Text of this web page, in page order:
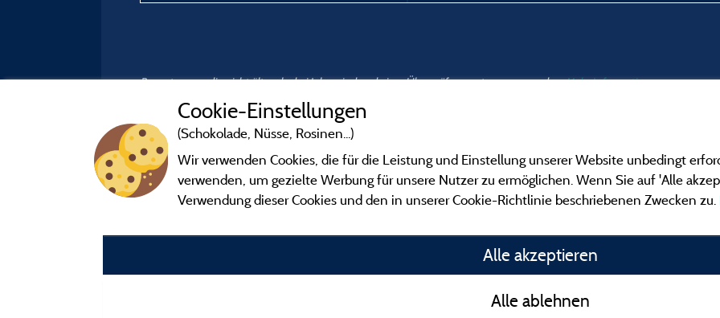
Bewertungen, die nicht älter als drei Jahre sind und einer Überprüfung unterzogen wurden.Mehr Informationen
Cookie-Einstellungen
(Schokolade, Nüsse, Rosinen...)
Wir verwenden Cookies, die für die Leistung und Einstellung unserer Website unbedingt
verwenden, um gezielte Werbung für unsere Nutzer zu ermöglichen. Wenn Sie auf 'Alle
Verwendung dieser Cookies und den in unserer Cookie-Richtlinie beschriebenen Zwecken zu.
Alle akzeptieren
Alle ablehnen